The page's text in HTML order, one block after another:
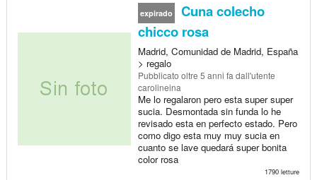
expirado
Cuna colecho
chicco rosa
Madrid, Comunidad de Madrid, España
> regalo
Pubblicato oltre 5 anni fa dall'utente
carolineina
Me lo regalaron pero esta super super
sucia. Desmontada sin funda lo he
revisado esta en perfecto estado. Pero
como digo esta muy muy sucia en
cuanto se lave quedará super bonita
color rosa
1790 letture